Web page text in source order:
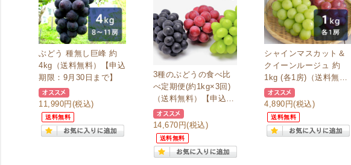
ぶどう 種無し巨峰 約
4kg（送料無料）【申込
期限：9月30日まで】
11,990円(税込)
送料無料
3種のぶどうの食べ比
べ定期便(約1kg×3回)
（送料無料）【申込期
限：9月7日まで】
14,670円(税込)
送料無料
シャインマスカット＆
クイーンルージュ 約
1kg (各1房)（送料無
料）
4,890円(税込)
送料無料